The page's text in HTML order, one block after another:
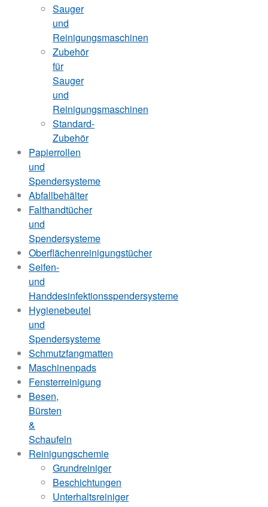
Sauger
und
Reinigungsmaschinen
Zubehör
für
Sauger
und
Reinigungsmaschinen
Standard-
Zubehör
Papierrollen
und
Spendersysteme
Abfallbehälter
Falthandtücher
und
Spendersysteme
Oberflächenreinigungstücher
Seifen-
und
Handdesinfektionsspendersysteme
Hygienebeutel
und
Spendersysteme
Schmutzfangmatten
Maschinenpads
Fensterreinigung
Besen,
Bürsten
&
Schaufeln
Reinigungschemie
Grundreiniger
Beschichtungen
Unterhaltsreiniger